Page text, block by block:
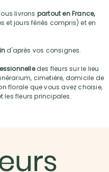
livrons partout en France,
et jours fériés compris) et en
d'après vos consignes.
des fleurs sur le lieu
cimetière, domicile de
florale que vous avez choisie,
les fleurs principales.